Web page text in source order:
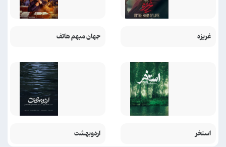
غریزه جهان مبهم هاتف
استخر اردوبهشت